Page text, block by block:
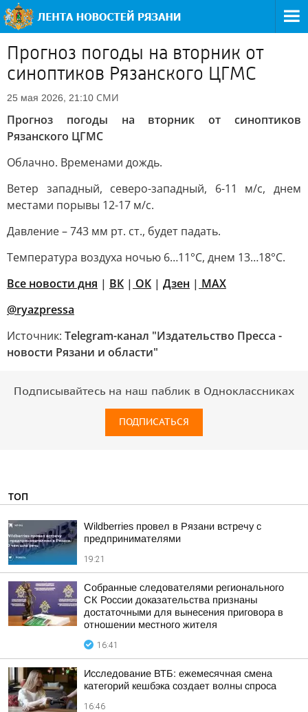
Прогноз погоды на вторник от
синоптиков Рязанского ЦГМС
25 мая 2026, 21:10 СМИ
Прогноз погоды на вторник от синоптиков
Рязанского ЦГМС
Облачно. Временами дождь.
Ветер западный, северо-западный, 6-11 м/с, днем
местами порывы 12-17 м/с.
Давление – 743 мм рт. ст., будет падать.
Температура воздуха ночью 6…11°С, днем 13…18°С.
Все новости дня | ВК | ОК | Дзен | MAX
@ryazpressa
Источник: Telegram-канал "Издательство Пресса -
новости Рязани и области"
Подписывайтесь на наш паблик в Одноклассниках
ПОДПИСАТЬСЯ
ТОП
Wildberries провел в Рязани встречу с
предпринимателями
19:21
Собранные следователями регионального
СК России доказательства признаны
достаточными для вынесения приговора в
отношении местного жителя
16:41
Исследование ВТБ: ежемесячная смена
категорий кешбэка создает волны спроса
16:46